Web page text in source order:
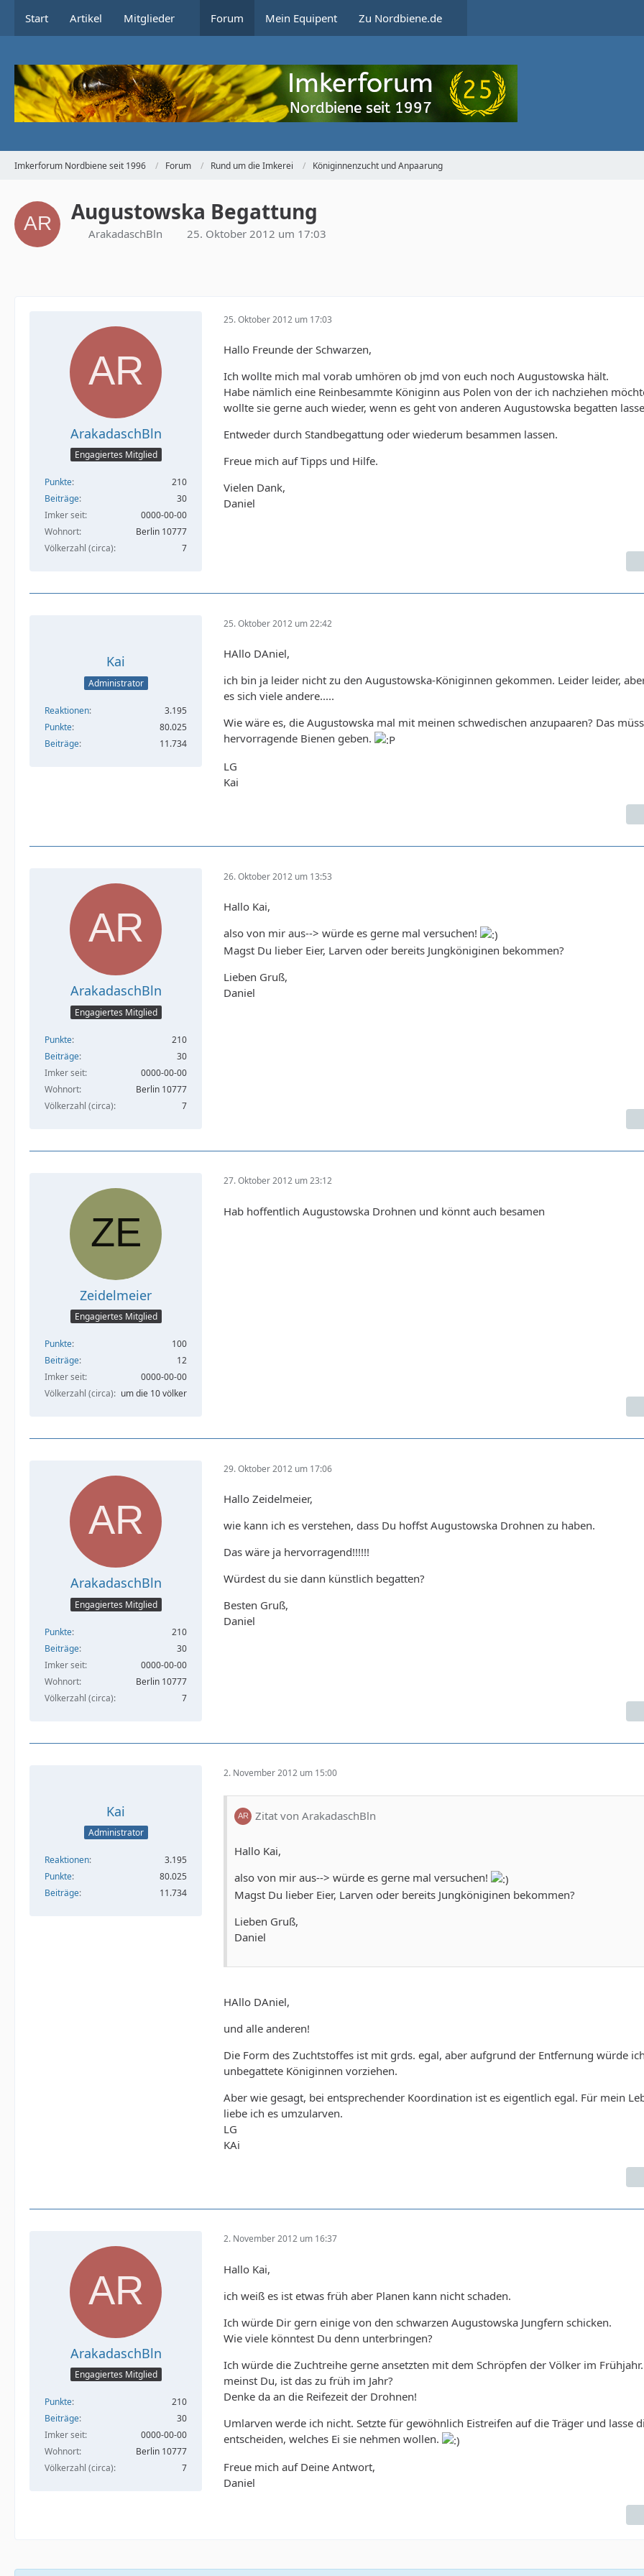
Start Artikel Mitglieder Forum Mein Equipent Zu Nordbiene.de
Imkerforum Nordbiene seit 1996 Forum Rund um die Imkerei Königinnenzucht und Anpaarung
Augustowska Begattung
ArakadaschBln 25. Oktober 2012 um 17:03
ArakadaschBln
Engagiertes Mitglied
Punkte
210
Beiträge
30
Imker seit
0000-00-00
Wohnort
Berlin 10777
Völkerzahl (circa)
7
25. Oktober 2012 um 17:03
Hallo Freunde der Schwarzen,
Ich wollte mich mal vorab umhören ob jmd von euch noch Augustowska hält.
Habe nämlich eine Reinbesammte Königinn aus Polen von der ich nachziehen
wollte sie gerne auch wieder, wenn es geht von anderen Augustowska begatten
Entweder durch Standbegattung oder wiederum besammen lassen.
Freue mich auf Tipps und Hilfe.
Vielen Dank,
Daniel
Kai
Administrator
Reaktionen
3.195
Punkte
80.025
Beiträge
11.734
25. Oktober 2012 um 22:42
HAllo DAniel,
ich bin ja leider nicht zu den Augustowska-Königinnen gekommen. Leider leider,
es sich viele andere.....
Wie wäre es, die Augustowska mal mit meinen schwedischen anzupaaren? Das
hervorragende Bienen geben.
LG
Kai
ArakadaschBln
Engagiertes Mitglied
Punkte
210
Beiträge
30
Imker seit
0000-00-00
Wohnort
Berlin 10777
Völkerzahl (circa)
7
26. Oktober 2012 um 13:53
Hallo Kai,
also von mir aus--> würde es gerne mal versuchen!
Magst Du lieber Eier, Larven oder bereits Jungköniginen bekommen?
Lieben Gruß,
Daniel
Zeidelmeier
Engagiertes Mitglied
Punkte
100
Beiträge
12
Imker seit
0000-00-00
Völkerzahl (circa)
um die 10 völker
27. Oktober 2012 um 23:12
Hab hoffentlich Augustowska Drohnen und könnt auch besamen
ArakadaschBln
Engagiertes Mitglied
Punkte
210
Beiträge
30
Imker seit
0000-00-00
Wohnort
Berlin 10777
Völkerzahl (circa)
7
29. Oktober 2012 um 17:06
Hallo Zeidelmeier,
wie kann ich es verstehen, dass Du hoffst Augustowska Drohnen zu haben.
Das wäre ja hervorragend!!!!!!
Würdest du sie dann künstlich begatten?
Besten Gruß,
Daniel
Kai
Administrator
Reaktionen
3.195
Punkte
80.025
Beiträge
11.734
2. November 2012 um 15:00
Zitat von ArakadaschBln
Hallo Kai,
also von mir aus--> würde es gerne mal versuchen!
Magst Du lieber Eier, Larven oder bereits Jungköniginen bekommen?
Lieben Gruß,
Daniel
HAllo DAniel,
und alle anderen!
Die Form des Zuchtstoffes ist mit grds. egal, aber aufgrund der Entfernung würde
unbegattete Königinnen vorziehen.
Aber wie gesagt, bei entsprechender Koordination ist es eigentlich egal. Für mein
liebe ich es umzularven.
LG
KAi
ArakadaschBln
Engagiertes Mitglied
Punkte
210
Beiträge
30
Imker seit
0000-00-00
Wohnort
Berlin 10777
Völkerzahl (circa)
7
2. November 2012 um 16:37
Hallo Kai,
ich weiß es ist etwas früh aber Planen kann nicht schaden.
Ich würde Dir gern einige von den schwarzen Augustowska Jungfern schicken.
Wie viele könntest Du denn unterbringen?
Ich würde die Zuchtreihe gerne ansetzten mit dem Schröpfen der Völker im
meinst Du, ist das zu früh im Jahr?
Denke da an die Reifezeit der Drohnen!
Umlarven werde ich nicht. Setzte für gewöhnlich Eistreifen auf die Träger und lasse
entscheiden, welches Ei sie nehmen wollen.
Freue mich auf Deine Antwort,
Daniel